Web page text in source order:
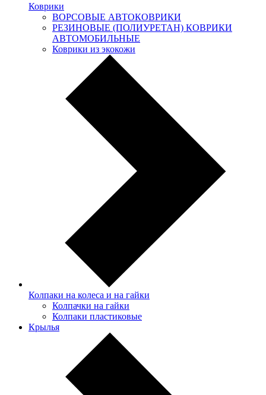
Коврики
ВОРСОВЫЕ АВТОКОВРИКИ
РЕЗИНОВЫЕ (ПОЛИУРЕТАН) КОВРИКИ
АВТОМОБИЛЬНЫЕ
Коврики из экокожи
Колпаки на колеса и на гайки
Колпачки на гайки
Колпаки пластиковые
Крылья